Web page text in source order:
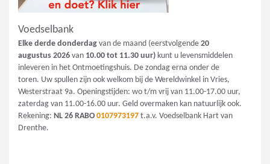
Voedselbank
Elke derde donderdag van de maand (eerstvolgende 20
augustus 2026 van 10.00 tot 11.30 uur) kunt u levensmiddelen
inleveren in het Ontmoetingshuis. De zondag erna onder de
toren. Uw spullen zijn ook welkom bij de Wereldwinkel in Vries,
Westerstraat 9a. Openingstijden: wo t/m vrij van 11.00-17.00 uur,
zaterdag van 11.00-16.00 uur. Geld overmaken kan natuurlijk ook.
Rekening: NL 26 RABO 0107973197 t.a.v. Voedselbank Hart van
Drenthe.